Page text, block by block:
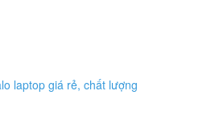
laptop giá rẻ, chất lượng